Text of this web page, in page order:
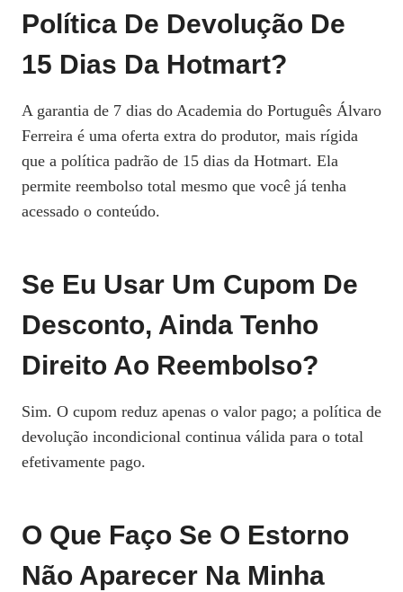
Política De Devolução De
15 Dias Da Hotmart?
A garantia de 7 dias do Academia do Português Álvaro
Ferreira é uma oferta extra do produtor, mais rígida
que a política padrão de 15 dias da Hotmart. Ela
permite reembolso total mesmo que você já tenha
acessado o conteúdo.
Se Eu Usar Um Cupom De
Desconto, Ainda Tenho
Direito Ao Reembolso?
Sim. O cupom reduz apenas o valor pago; a política de
devolução incondicional continua válida para o total
efetivamente pago.
O Que Faço Se O Estorno
Não Aparecer Na Minha